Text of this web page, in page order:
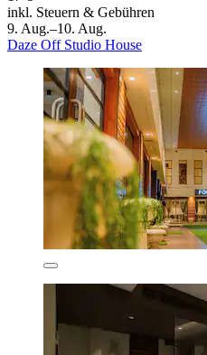
inkl. Steuern & Gebühren
9. Aug.–10. Aug.
Daze Off Studio House